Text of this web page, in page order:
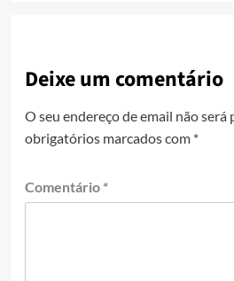
Deixe um comentário
O seu endereço de email não será
obrigatórios marcados com *
Comentário *